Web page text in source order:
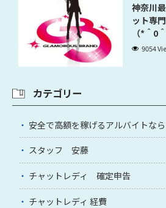
神奈川
ット専
（*＾0
9054
カテゴリー
安全で高額を稼げるアルバイトな
スタッフ 安藤
チャットレディ 確定申告
チャットレディ 経費